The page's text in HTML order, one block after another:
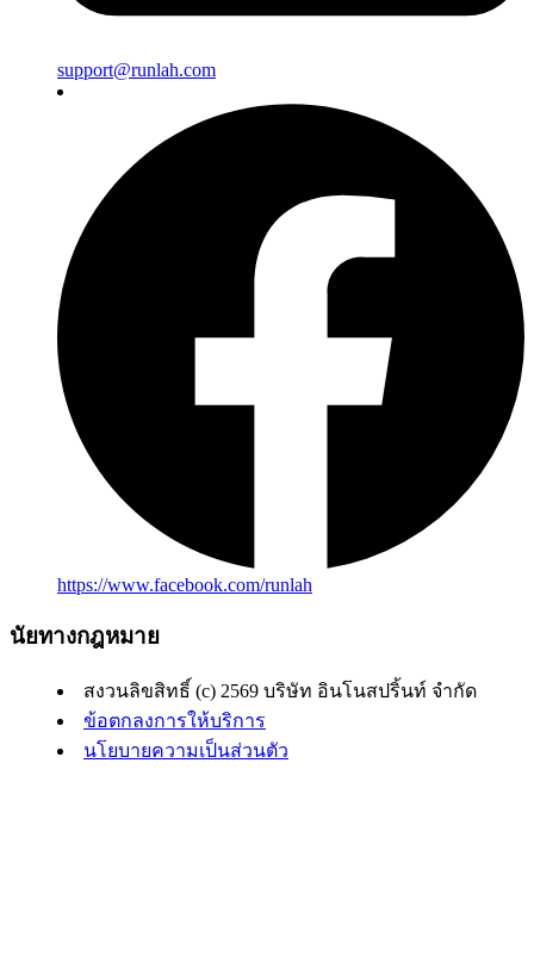
support@runlah.com
https://www.facebook.com/runlah
นัยทางกฎหมาย
สงวนลิขสิทธิ์ (c) 2569 บริษัท อินโนสปริ้นท์ จำกัด
ข้อตกลงการให้บริการ
นโยบายความเป็นส่วนตัว